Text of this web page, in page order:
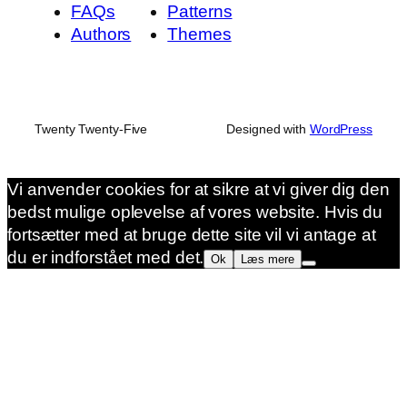
FAQs
Authors
Patterns
Themes
Twenty Twenty-Five Designed with WordPress
Vi anvender cookies for at sikre at vi giver dig den
bedst mulige oplevelse af vores website. Hvis du
fortsætter med at bruge dette site vil vi antage at
du er indforstået med det. Ok Læs mere